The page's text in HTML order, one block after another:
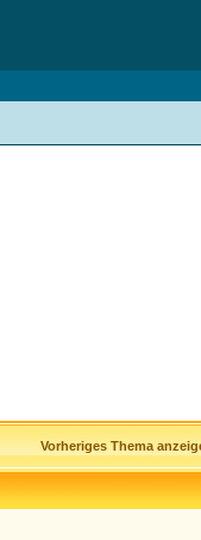
Vorheriges Thema